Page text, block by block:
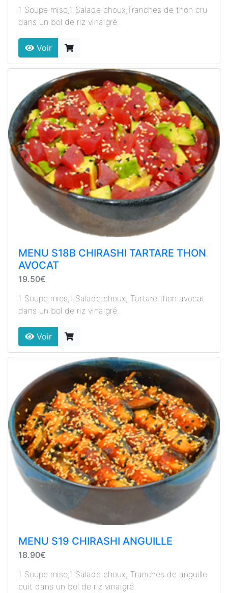
1 Soupe miso,1 Salade choux,Tranches de thon cru
dans un bol de riz vinaigré.
Voir
MENU S18B CHIRASHI TARTARE THON
AVOCAT
19.50€
1 Soupe mios,1 Salade choux, Tartare thon avocat
dans un bol de riz vinaigré.
Voir
MENU S19 CHIRASHI ANGUILLE
18.90€
1 Soupe miso,1 Salade choux, Tranches de anguille
cuit dans un bol de riz vinaigré.